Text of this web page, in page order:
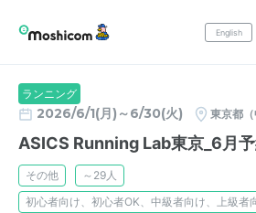
English
ランニング
2026/6/1(月)～6/30(火) 東京都（
ASICS Running Lab東京_6月
その他
～29人
初心者向け、初心者OK、中級者向け、上級者